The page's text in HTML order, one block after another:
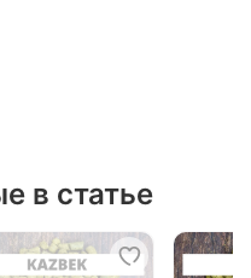
в статье